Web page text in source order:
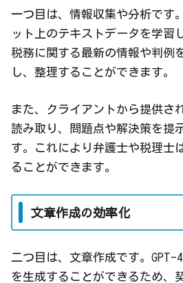
一つ目は、情報収集や分析です
ット上のテキストデータを学習
税務に関する最新の情報や判例
し、整理することができます。
また、クライアントから提供さ
読み取り、問題点や解決策を提
す。これにより弁護士や税理士
ることができます。
文章作成の効率化
二つ目は、文章作成です。GPT-
を生成することができるため、